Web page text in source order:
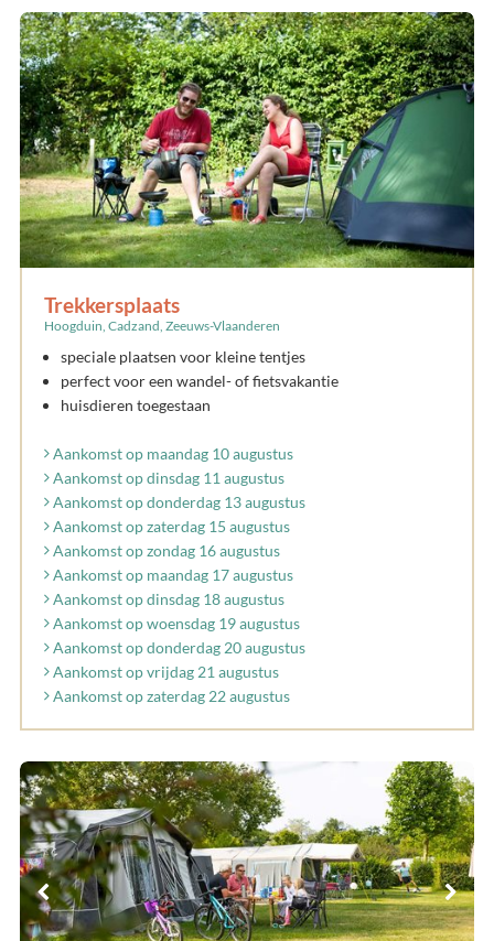
Trekkersplaats
Hoogduin, Cadzand, Zeeuws-Vlaanderen
speciale plaatsen voor kleine tentjes
perfect voor een wandel- of fietsvakantie
huisdieren toegestaan
Aankomst op maandag 10 augustus
Aankomst op dinsdag 11 augustus
Aankomst op donderdag 13 augustus
Aankomst op zaterdag 15 augustus
Aankomst op zondag 16 augustus
Aankomst op maandag 17 augustus
Aankomst op dinsdag 18 augustus
Aankomst op woensdag 19 augustus
Aankomst op donderdag 20 augustus
Aankomst op vrijdag 21 augustus
Aankomst op zaterdag 22 augustus